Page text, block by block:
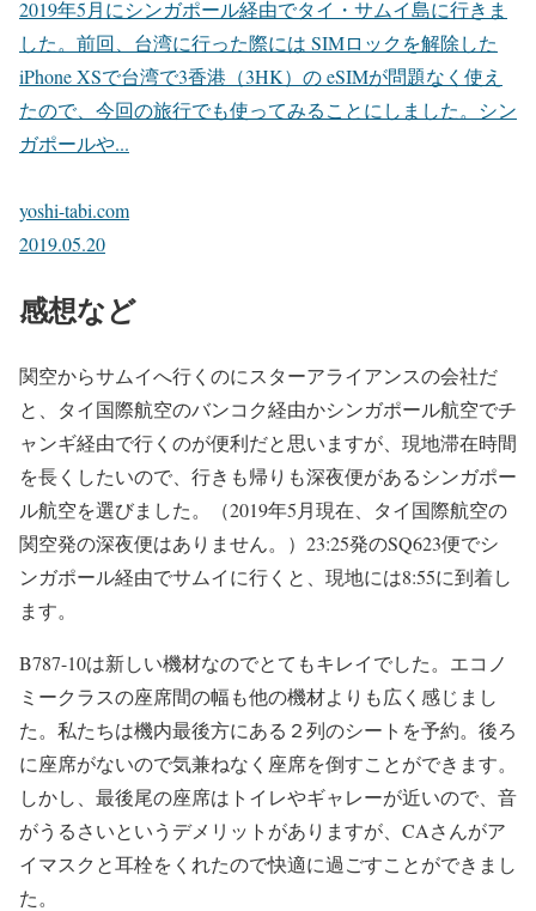
2019年5月にシンガポール経由でタイ・サムイ島に行きま
した。前回、台湾に行った際には SIMロックを解除した
iPhone XSで台湾で3香港（3HK）の eSIMが問題なく使え
たので、今回の旅行でも使ってみることにしました。シン
ガポールや...
yoshi-tabi.com
2019.05.20
感想など
関空からサムイへ行くのにスターアライアンスの会社だ
と、タイ国際航空のバンコク経由かシンガポール航空でチ
ャンギ経由で行くのが便利だと思いますが、現地滞在時間
を長くしたいので、行きも帰りも深夜便があるシンガポー
ル航空を選びました。（2019年5月現在、タイ国際航空の
関空発の深夜便はありません。）23:25発のSQ623便でシ
ンガポール経由でサムイに行くと、現地には8:55に到着し
ます。
B787-10は新しい機材なのでとてもキレイでした。エコノ
ミークラスの座席間の幅も他の機材よりも広く感じまし
た。私たちは機内最後方にある２列のシートを予約。後ろ
に座席がないので気兼ねなく座席を倒すことができます。
しかし、最後尾の座席はトイレやギャレーが近いので、音
がうるさいというデメリットがありますが、CAさんがア
イマスクと耳栓をくれたので快適に過ごすことができまし
た。